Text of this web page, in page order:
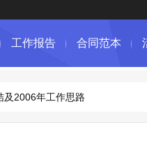
工作报告 合同范本
及2006年工作思路